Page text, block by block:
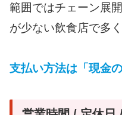
範囲ではチェーン展
が少ない飲食店で多
支払い方法は「現金の